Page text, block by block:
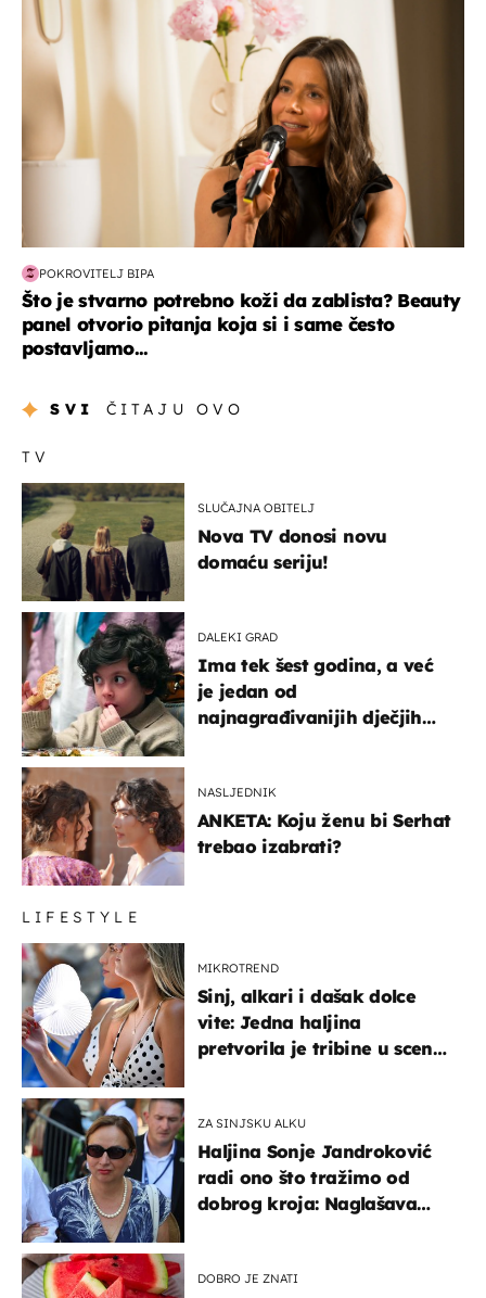
POKROVITELJ BIPA
Što je stvarno potrebno koži da zablista? Beauty
panel otvorio pitanja koja si i same često
postavljamo...
SVI ČITAJU OVO
TV
SLUČAJNA OBITELJ
Nova TV donosi novu
domaću seriju!
DALEKI GRAD
Ima tek šest godina, a već
je jedan od
najnagrađivanijih dječjih
NASLJEDNIK
ANKETA: Koju ženu bi Serhat
trebao izabrati?
LIFESTYLE
MIKROTREND
Sinj, alkari i dašak dolce
vite: Jedna haljina
pretvorila je tribine u scenu
ZA SINJSKU ALKU
Haljina Sonje Jandroković
radi ono što tražimo od
dobrog kroja: Naglašava
DOBRO JE ZNATI